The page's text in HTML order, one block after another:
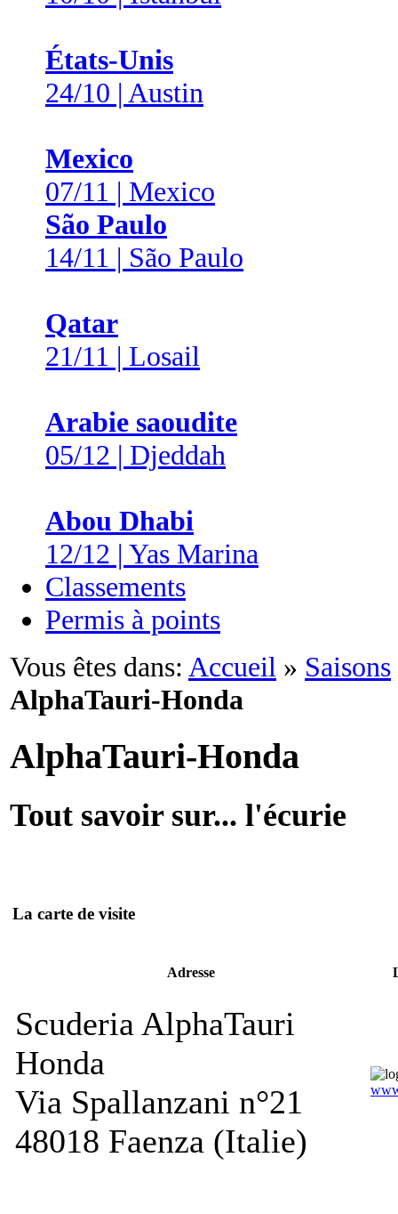
États-Unis
24/10 | Austin
Mexico
07/11 | Mexico
São Paulo
14/11 | São Paulo
Qatar
21/11 | Losail
Arabie saoudite
05/12 | Djeddah
Abou Dhabi
12/12 | Yas Marina
Classements
Permis à points
Vous êtes dans: Accueil » Saisons
AlphaTauri-Honda
AlphaTauri-Honda
Tout savoir sur... l'écurie
La carte de visite
Adresse
Scuderia AlphaTauri
Honda
Via Spallanzani n°21
48018 Faenza (Italie)